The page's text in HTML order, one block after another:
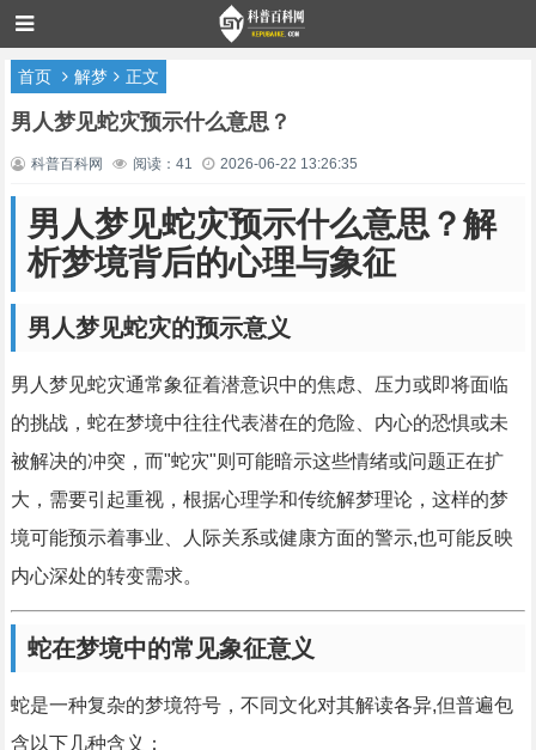
首页 解梦 正文
男人梦见蛇灾预示什么意思？
科普百科网 阅读：41 2026-06-22 13:26:35
男人梦见蛇灾预示什么意思？解
析梦境背后的心理与象征
男人梦见蛇灾的预示意义
男人梦见蛇灾通常象征着潜意识中的焦虑、压力或即将面临
的挑战，蛇在梦境中往往代表潜在的危险、内心的恐惧或未
被解决的冲突，而"蛇灾"则可能暗示这些情绪或问题正在扩
大，需要引起重视，根据心理学和传统解梦理论，这样的梦
境可能预示着事业、人际关系或健康方面的警示,也可能反映
内心深处的转变需求。
蛇在梦境中的常见象征意义
蛇是一种复杂的梦境符号，不同文化对其解读各异,但普遍包
含以下几种含义：